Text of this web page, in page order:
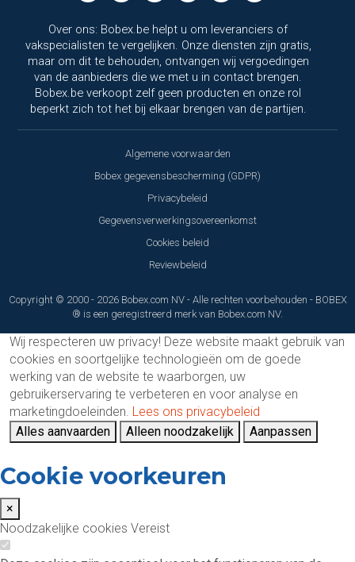
Over ons: Bobex.be helpt u om leveranciers of
vakspecialisten te vergelijken. Onze diensten zijn gratis,
maar om dit te behouden, ontvangen wij vergoedingen
van de aanbieders die we met u in contact brengen.
Bobex.be verkoopt zelf geen producten en onze rol
beperkt zich tot het bij elkaar brengen van de partijen.
Algemene voorwaarden
Bobex gegevensbescherming (GDPR)
Privacybeleid
Gegevensverwerkingsovereenkomst
Cookies beleid
Reviewbeleid
Copyright © 2000 - 2026 Bobex.com NV - Alle rechten voorbehouden - BOBEX
® is een geregistreerd merk van Bobex.com NV.
Wij respecteren uw privacy! Deze website maakt gebruik van
cookies en soortgelijke technologieën om de goede
werking van de website te waarborgen, uw
gebruikerservaring te verbeteren en voor analyse en
marketingdoeleinden. Lees ons privacybeleid
Alles aanvaarden
Alleen noodzakelijk Aanpassen
Cookie voorkeuren
×
Noodzakelijke cookies Vereist